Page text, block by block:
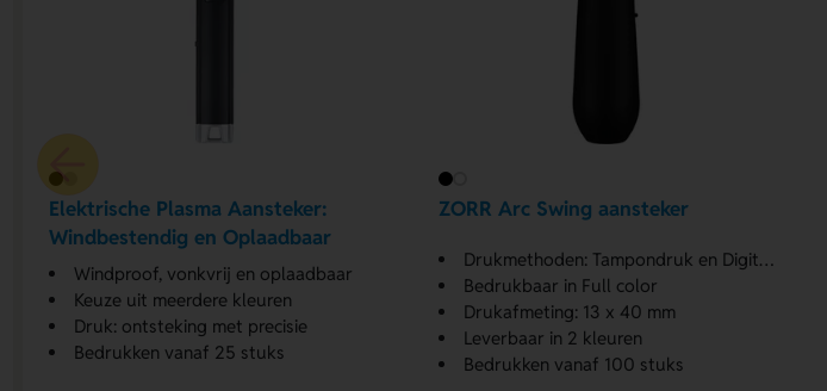
Elektrische Plasma Aansteker:
Windbestendig en Oplaadbaar
Windproof, vonkvrij en oplaadbaar
Keuze uit meerdere kleuren
Druk: ontsteking met precisie
Bedrukken vanaf 25 stuks
ZORR Arc Swing aansteker
Drukmethoden: Tampondruk en Digitale print
Bedrukbaar in Full color
Drukafmeting: 13 x 40 mm
Leverbaar in 2 kleuren
Bedrukken vanaf 100 stuks